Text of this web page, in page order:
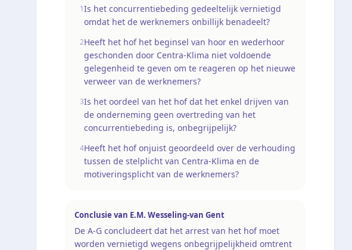
1Is het concurrentiebeding gedeeltelijk vernietigd
omdat het de werknemers onbillijk benadeelt?
2Heeft het hof het beginsel van hoor en wederhoor
geschonden door Centra-Klima niet voldoende
gelegenheid te geven om te reageren op het nieuwe
verweer van de werknemers?
3Is het oordeel van het hof dat het enkel drijven van
de onderneming geen overtreding van het
concurrentiebeding is, onbegrijpelijk?
4Heeft het hof onjuist geoordeeld over de verhouding
tussen de stelplicht van Centra-Klima en de
motiveringsplicht van de werknemers?
Conclusie van E.M. Wesseling-van Gent
De A-G concludeert dat het arrest van het hof moet
worden vernietigd wegens onbegrijpelijkheid omtrent